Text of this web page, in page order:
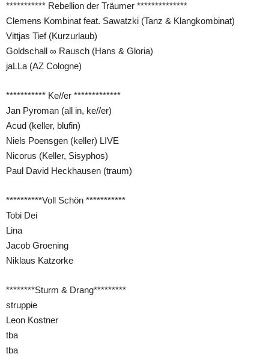
*********** Rebellion der Träumer **************
Clemens Kombinat feat. Sawatzki (Tanz & Klangkombinat)
Vittjas Tief (Kurzurlaub)
Goldschall ∞ Rausch (Hans & Gloria)
jaLLa (AZ Cologne)
*********** Ke//er *************
Jan Pyroman (all in, ke//er)
Acud (keller, blufin)
Niels Poensgen (keller) LIVE
Nicorus (Keller, Sisyphos)
Paul David Heckhausen (traum)
**********Voll Schön ***********
Tobi Dei
Lina
Jacob Groening
Niklaus Katzorke
********Sturm & Drang*********
struppie
Leon Kostner
tba
tba